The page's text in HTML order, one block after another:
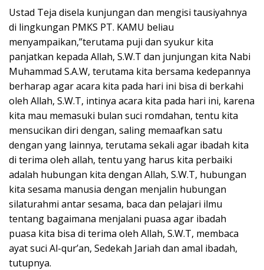
Ustad Teja disela kunjungan dan mengisi tausiyahnya
di lingkungan PMKS PT. KAMU beliau
menyampaikan,”terutama puji dan syukur kita
panjatkan kepada Allah, S.W.T dan junjungan kita Nabi
Muhammad S.A.W, terutama kita bersama kedepannya
berharap agar acara kita pada hari ini bisa di berkahi
oleh Allah, S.W.T, intinya acara kita pada hari ini, karena
kita mau memasuki bulan suci romdahan, tentu kita
mensucikan diri dengan, saling memaafkan satu
dengan yang lainnya, terutama sekali agar ibadah kita
di terima oleh allah, tentu yang harus kita perbaiki
adalah hubungan kita dengan Allah, S.W.T, hubungan
kita sesama manusia dengan menjalin hubungan
silaturahmi antar sesama, baca dan pelajari ilmu
tentang bagaimana menjalani puasa agar ibadah
puasa kita bisa di terima oleh Allah, S.W.T, membaca
ayat suci Al-qur’an, Sedekah Jariah dan amal ibadah,
tutupnya.